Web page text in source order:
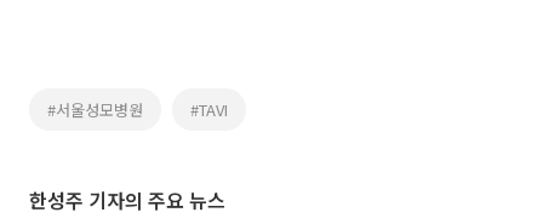
#서울성모병원 #TAVI
한성주 기자의 주요 뉴스